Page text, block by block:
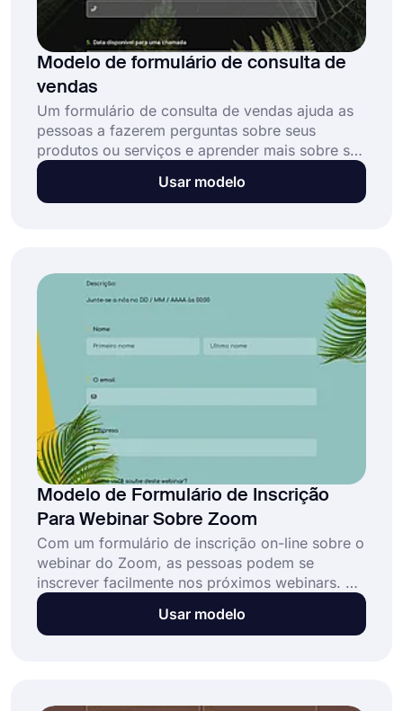
Modelo de formulário de consulta de
vendas
Um formulário de consulta de vendas ajuda as
pessoas a fazerem perguntas sobre seus
produtos ou serviços e aprender mais sobre sua
empresa. Além de anúncios, consultas de
vendas também podem ser usadas para gerar
Usar modelo
Modelo de Formulário de Inscrição
Para Webinar Sobre Zoom
Com um formulário de inscrição on-line sobre o
webinar do Zoom, as pessoas podem se
inscrever facilmente nos próximos webinars. Se
você planeja hospedar um webinar sobre o
Zoom, uma lista de participantes tornará o
inscrevam em seu webinar.
Usar modelo